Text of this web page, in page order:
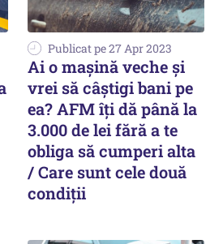
Publicat pe 27 Apr 2023
Ai o mașină veche și
vrei să câștigi bani pe
ea? AFM îți dă până la
3.000 de lei fără a te
obliga să cumperi alta
/ Care sunt cele două
condiții